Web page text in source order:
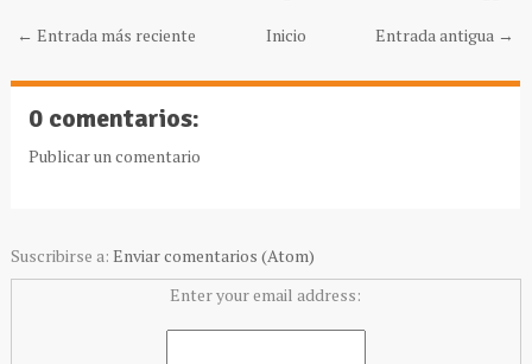
← Entrada más reciente
Entrada antigua →
Inicio
0 comentarios:
Publicar un comentario
Suscribirse a: Enviar comentarios (Atom)
Enter your email address: